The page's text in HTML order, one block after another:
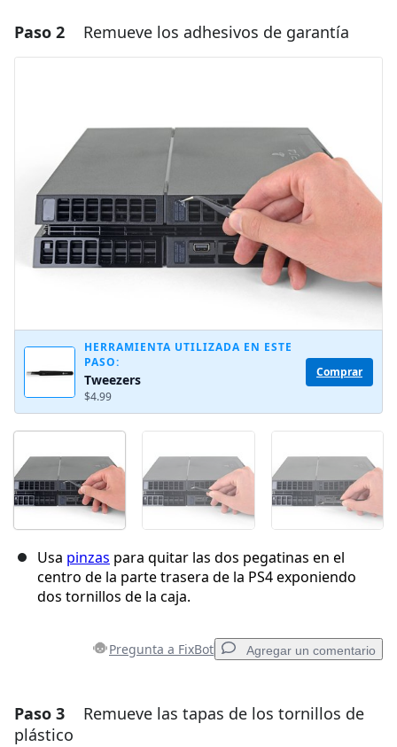
Agregar un comentario
Publicar comentario
Paso 2 Remueve los adhesivos de garantía
HERRAMIENTA UTILIZADA EN ESTE
PASO:
Tweezers
$4.99
Comprar
Usa pinzas para quitar las dos pegatinas en el
centro de la parte trasera de la PS4 exponiendo
dos tornillos de la caja.
Pregunta a FixBot Agregar un comentario
Agregar un comentario
Paso 3
Remueve las tapas de los tornillos de
plástico